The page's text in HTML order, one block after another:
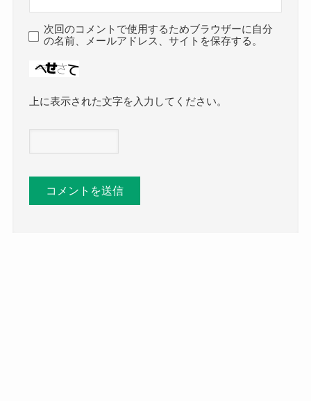
次回のコメントで使用するためブラウザーに自分
の名前、メールアドレス、サイトを保存する。
上に表示された文字を入力してください。